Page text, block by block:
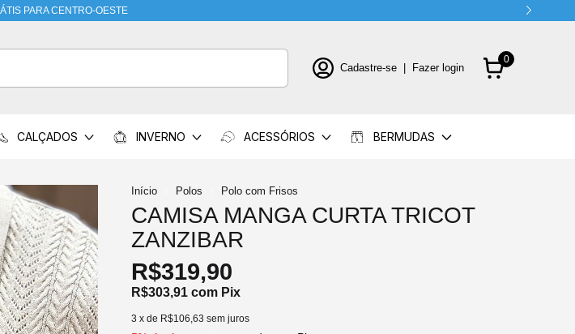
acima de R$200 usando o cupom: PRIMEIRACOMPRA
Cadastre-se Fazer login
0
CALÇADOS INVERNO ACESSÓRIOS BERMUDAS
Início Polos Polo com Frisos
CAMISA MANGA CURTA TRICOT
ZANZIBAR
R$319,90
R$303,91 com Pix
3 x de R$106,63 sem juros